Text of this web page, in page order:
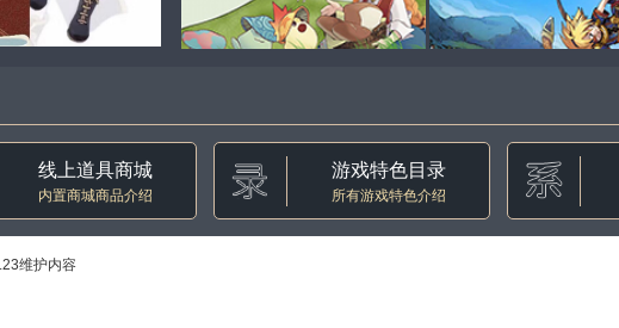
YY魔力-自动寻路
YY魔力-称号收藏
线上道具商城
内置商城商品介绍
游戏特色目录
所有游戏特色介绍
维护内容